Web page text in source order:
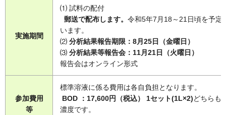
実施期間
⑴ 試料の配付
郵送で配布します。 令和5年7月18～21日頃を予定
います。
⑵ 分析結果報告期限：8月25日（金曜日）
⑶ 分析結果等報告会：11月21日（火曜日）
報告会はオンライン形式
参加費用
等
標準溶液に係る費用は各自負担となります。
BOD ：17,600円（税込） 1セット(1L×2)どちらも
濃度です。